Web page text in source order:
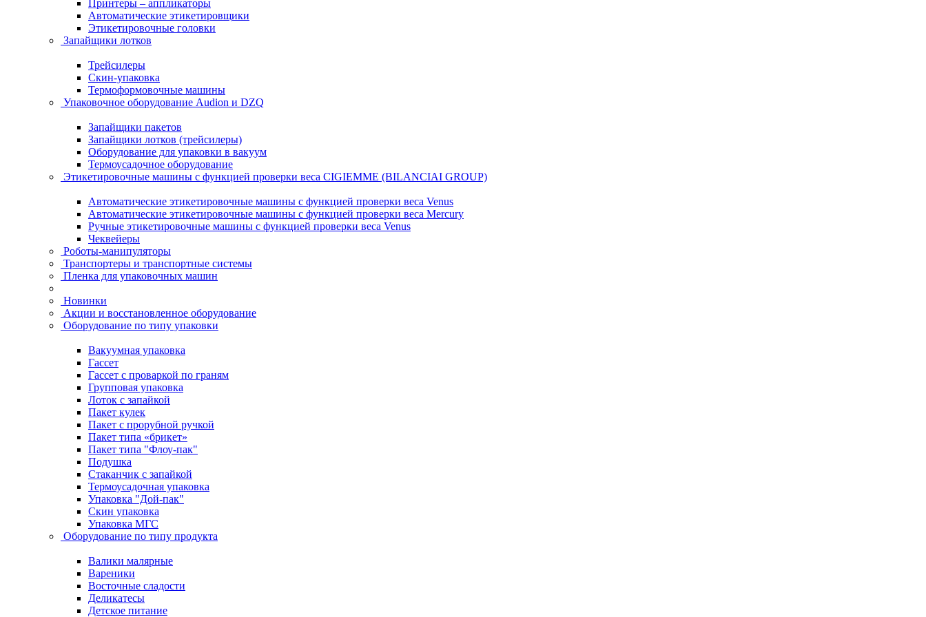
Принтеры – аппликаторы
Автоматические этикетировщики
Этикетировочные головки
Запайщики лотков
Трейсилеры
Скин-упаковка
Термоформовочные машины
Упаковочное оборудование Audion и DZQ
Запайщики пакетов
Запайщики лотков (трейсилеры)
Оборудование для упаковки в вакуум
Термоусадочное оборудование
Этикетировочные машины с функцией проверки веса CIGIEMME (BILANCIAI GROUP)
Автоматические этикетировочные машины с функцией проверки веса Venus
Автоматические этикетировочные машины с функцией проверки веса Mercury
Ручные этикетировочные машины с функцией проверки веса Venus
Чеквейеры
Роботы-манипуляторы
Транспортеры и транспортные системы
Пленка для упаковочных машин
Новинки
Акции и восстановленное оборудование
Оборудование по типу упаковки
Вакуумная упаковка
Гассет
Гассет с проваркой по граням
Групповая упаковка
Лоток с запайкой
Пакет кулек
Пакет с прорубной ручкой
Пакет типа «брикет»
Пакет типа "Флоу-пак"
Подушка
Стаканчик с запайкой
Термоусадочная упаковка
Упаковка "Дой-пак"
Скин упаковка
Упаковка МГС
Оборудование по типу продукта
Валики малярные
Вареники
Восточные сладости
Деликатесы
Детское питание